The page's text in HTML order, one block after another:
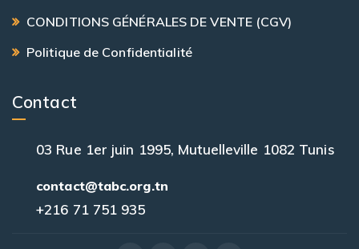
CONDITIONS GÉNÉRALES DE VENTE (CGV)
Politique de Confidentialité
Contact
03 Rue 1er juin 1995, Mutuelleville 1082 Tunis
contact@tabc.org.tn
+216 71 751 935